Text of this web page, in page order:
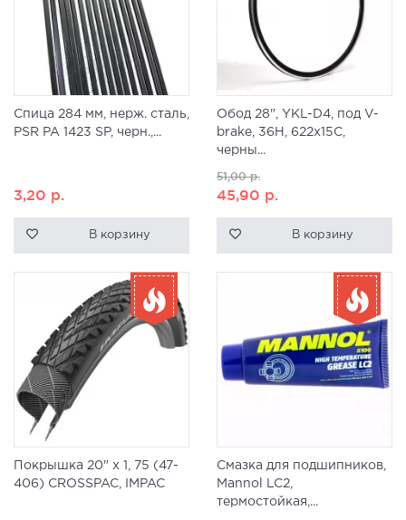
Спица 284 мм, нерж. сталь,
PSR PA 1423 SP, черн.,...
3,20 р.
В корзину
Обод 28", YKL-D4, под V-
brake, 36H, 622x15C,
черны...
51,00р.
45,90 р.
В корзину
Покрышка 20" x 1, 75 (47-
406) CROSSPAC, IMPAC
Смазка для подшипников,
Mannol LC2,
термостойкая,...